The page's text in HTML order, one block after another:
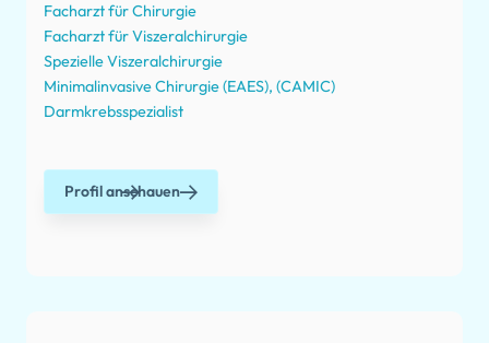
Facharzt für Chirurgie
Facharzt für Viszeralchirurgie
Spezielle Viszeralchirurgie
Minimalinvasive Chirurgie (EAES), (CAMIC)
Darmkrebsspezialist
Profil anschauen